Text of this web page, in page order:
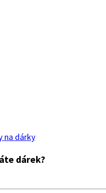
na dárky
dárek?